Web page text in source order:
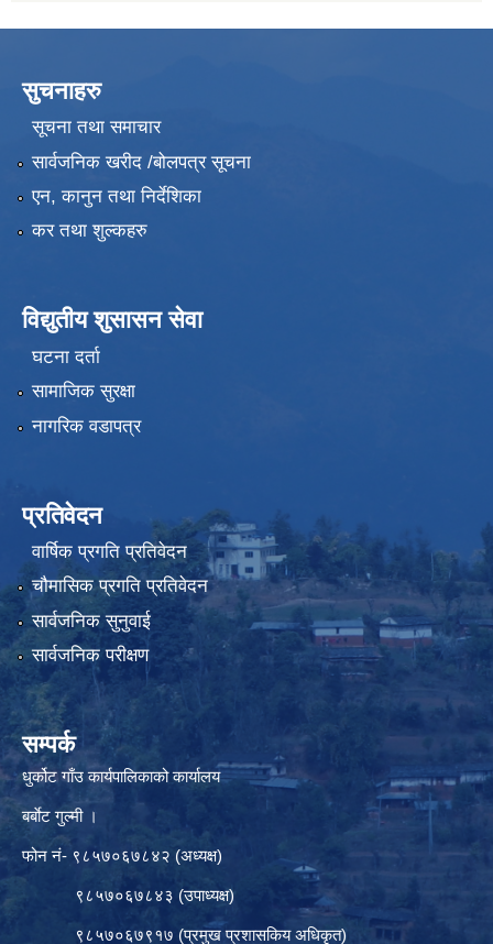
सुचनाहरु
सूचना तथा समाचार
सार्वजनिक खरीद /बोलपत्र सूचना
एन, कानुन तथा निर्देशिका
कर तथा शुल्कहरु
विद्युतीय शुसासन सेवा
घटना दर्ता
सामाजिक सुरक्षा
नागरिक वडापत्र
प्रतिवेदन
वार्षिक प्रगति प्रतिवेदन
चौमासिक प्रगति प्रतिवेदन
सार्वजनिक सुनुवाई
सार्वजनिक परीक्षण
सम्पर्क
धुर्कोट गाँउ कार्यपालिकाको कार्यालय
बर्बाेट गुल्मी ।
फोन नं- ९८५७०६७८४२ (अध्यक्ष)
९८५७०६७८४३ (उपाध्यक्ष)
९८५७०६७९१७ (प्रमुख प्रशासकिय अधिकृत)